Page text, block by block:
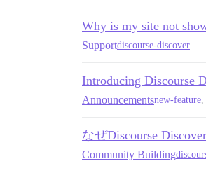
Why is my site not
Supportdiscourse-discover
Introducing Discourse
Announcementsnew-feature,
なぜDiscourse
Community Building